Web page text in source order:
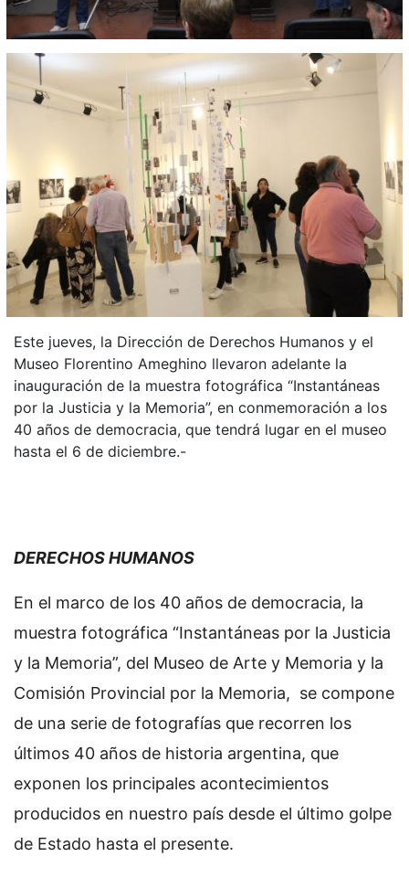
Este jueves, la Dirección de Derechos Humanos y el
Museo Florentino Ameghino llevaron adelante la
inauguración de la muestra fotográfica “Instantáneas
por la Justicia y la Memoria”, en conmemoración a los
40 años de democracia, que tendrá lugar en el museo
hasta el 6 de diciembre.-
DERECHOS HUMANOS
En el marco de los 40 años de democracia, la
muestra fotográfica “Instantáneas por la Justicia
y la Memoria”, del Museo de Arte y Memoria y la
Comisión Provincial por la Memoria, se compone
de una serie de fotografías que recorren los
últimos 40 años de historia argentina, que
exponen los principales acontecimientos
producidos en nuestro país desde el último golpe
de Estado hasta el presente.